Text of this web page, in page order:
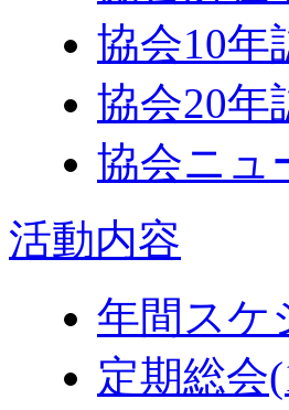
協会10年
協会20年
協会ニュ
活動内容
年間スケ
定期総会